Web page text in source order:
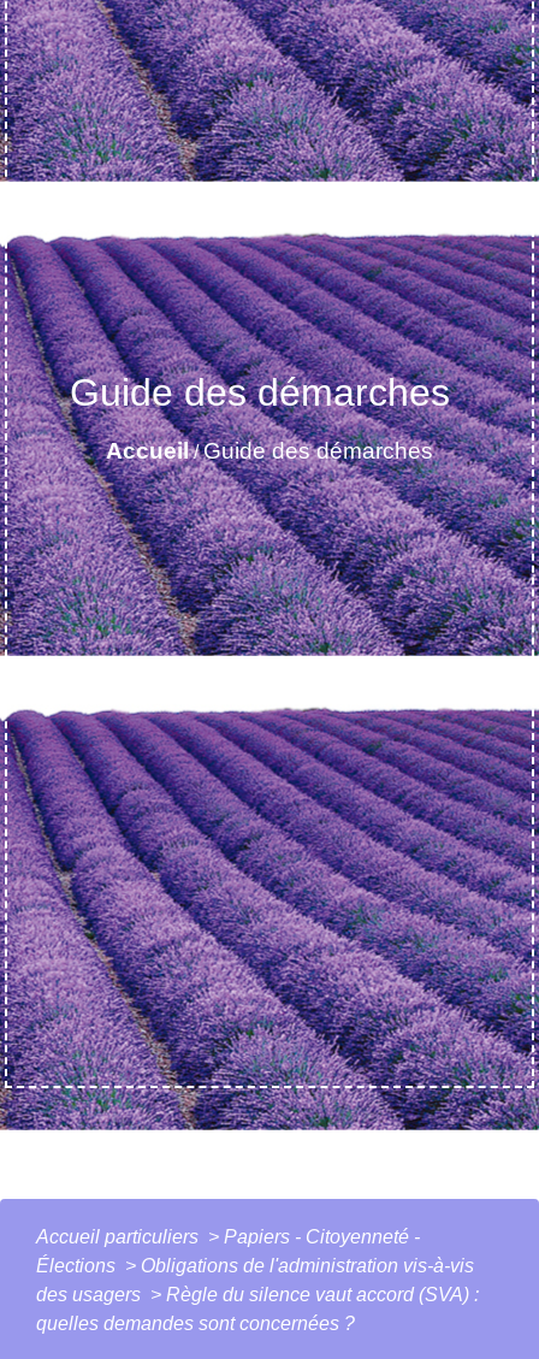
Guide des démarches
Accueil/Guide des démarches
Accueil particuliers > Papiers - Citoyenneté -
Élections > Obligations de l'administration vis-à-vis
des usagers > Règle du silence vaut accord (SVA) :
quelles demandes sont concernées ?